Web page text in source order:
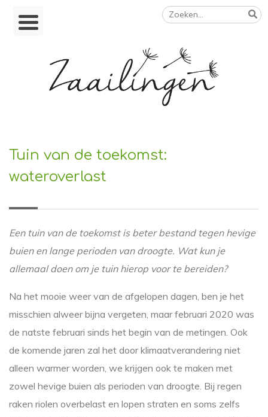
Skip
Zoeken
naar:
Tuin van de toekomst:
wateroverlast
Een tuin van de toekomst is beter bestand tegen hevige
buien en lange perioden van droogte. Wat kun je
allemaal doen om je tuin hierop voor te bereiden?
Na het mooie weer van de afgelopen dagen, ben je het
misschien alweer bijna vergeten, maar februari 2020 was
de natste februari sinds het begin van de metingen. Ook
de komende jaren zal het door klimaatverandering niet
alleen warmer worden, we krijgen ook te maken met
zowel hevige buien als perioden van droogte. Bij regen
raken riolen overbelast en lopen straten en soms zelfs